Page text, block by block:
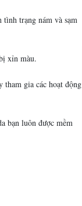
trạng nám và sạm
xỉn màu.
tham gia các hoạt động
bạn luôn được mềm